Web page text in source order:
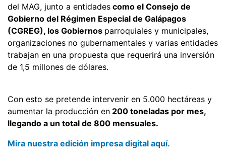
del MAG, junto a entidades como el Consejo de
Gobierno del Régimen Especial de Galápagos
(CGREG), los Gobiernos parroquiales y municipales,
organizaciones no gubernamentales y varias entidades
trabajan en una propuesta que requerirá una inversión
de 1,5 millones de dólares.
Con esto se pretende intervenir en 5.000 hectáreas y
aumentar la producción en 200 toneladas por mes,
llegando a un total de 800 mensuales.
Mira nuestra edición impresa digital aquí.